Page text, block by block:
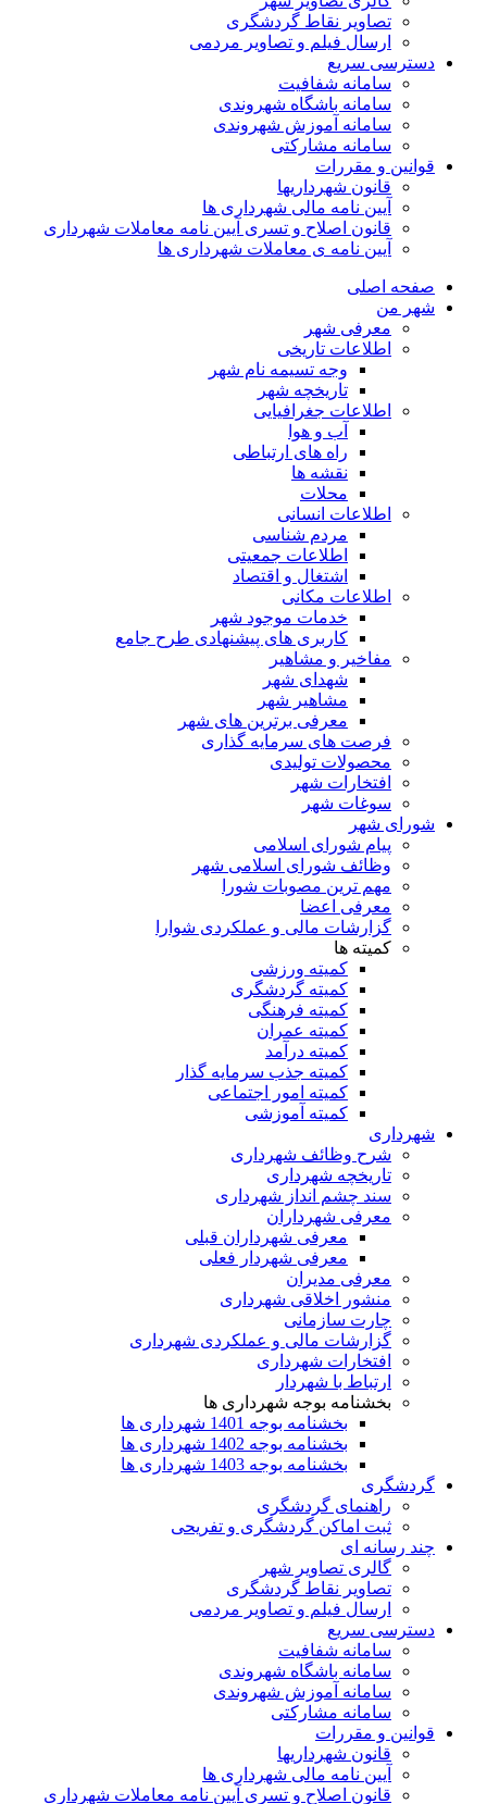
تصاویر نقاط گردشگری
ارسال فیلم و تصاویر مردمی
دسترسی سریع
سامانه شفافیت
سامانه باشگاه شهروندی
سامانه آموزش شهروندی
سامانه مشارکتی
قوانین و مقررات
قانون شهرداریها
آیین نامه مالی شهرداری ها
قانون اصلاح و تسری آیین نامه معاملات شهرداری
آیین نامه ی معاملات شهرداری ها
صفحه اصلی
شهر من
معرفی شهر
اطلاعات تاریخی
وجه تسیمه نام شهر
تاریخچه شهر
اطلاعات جغرافیایی
آب و هوا
راه های ارتباطی
نقشه ها
محلات
اطلاعات انسانی
مردم شناسی
اطلاعات جمعیتی
اشتغال و اقتصاد
اطلاعات مکانی
خدمات موجود شهر
کاربری های پیشنهادی طرح جامع
مفاخیر و مشاهیر
شهدای شهر
مشاهیر شهر
معرفی برترین های شهر
فرصت های سرمایه گذاری
محصولات تولیدی
افتخارات شهر
سوغات شهر
شورای شهر
پیام شورای اسلامی
وظائف شورای اسلامی شهر
مهم ترین مصوبات شورا
معرفی اعضا
گزارشات مالی و عملکردی شوارا
کمیته ها
کمیته ورزشی
کمیته گردشگری
کمیته فرهنگی
کمیته عمران
کمیته درآمد
کمیته جذب سرمایه گذار
کمیته امور اجتماعی
کمیته آموزشی
شهرداری
شرح وظائف شهرداری
تاریخچه شهرداری
سند چشم انداز شهرداری
معرفی شهرداران
معرفی شهرداران قبلی
معرفی شهردار فعلی
معرفی مدیران
منشور اخلاقی شهرداری
چارت سازمانی
گزارشات مالی و عملکردی شهرداری
افتخارات شهرداری
ارتباط با شهردار
بخشنامه بوجه شهرداری ها
بخشنامه بوجه 1401 شهرداری ها
بخشنامه بوجه 1402 شهرداری ها
بخشنامه بوجه 1403 شهرداری ها
گردشگری
راهنمای گردشگری
ثبت اماکن گردشگری و تفریحی
چند رسانه ای
گالری تصاویر شهر
تصاویر نقاط گردشگری
ارسال فیلم و تصاویر مردمی
دسترسی سریع
سامانه شفافیت
سامانه باشگاه شهروندی
سامانه آموزش شهروندی
سامانه مشارکتی
قوانین و مقررات
قانون شهرداریها
آیین نامه مالی شهرداری ها
قانون اصلاح و تسری آیین نامه معاملات شهرداری